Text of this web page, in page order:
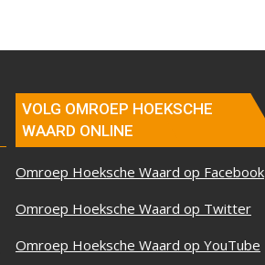
VOLG OMROEP HOEKSCHE
WAARD ONLINE
Omroep Hoeksche Waard op Facebook
Omroep Hoeksche Waard op Twitter
Omroep Hoeksche Waard op YouTube